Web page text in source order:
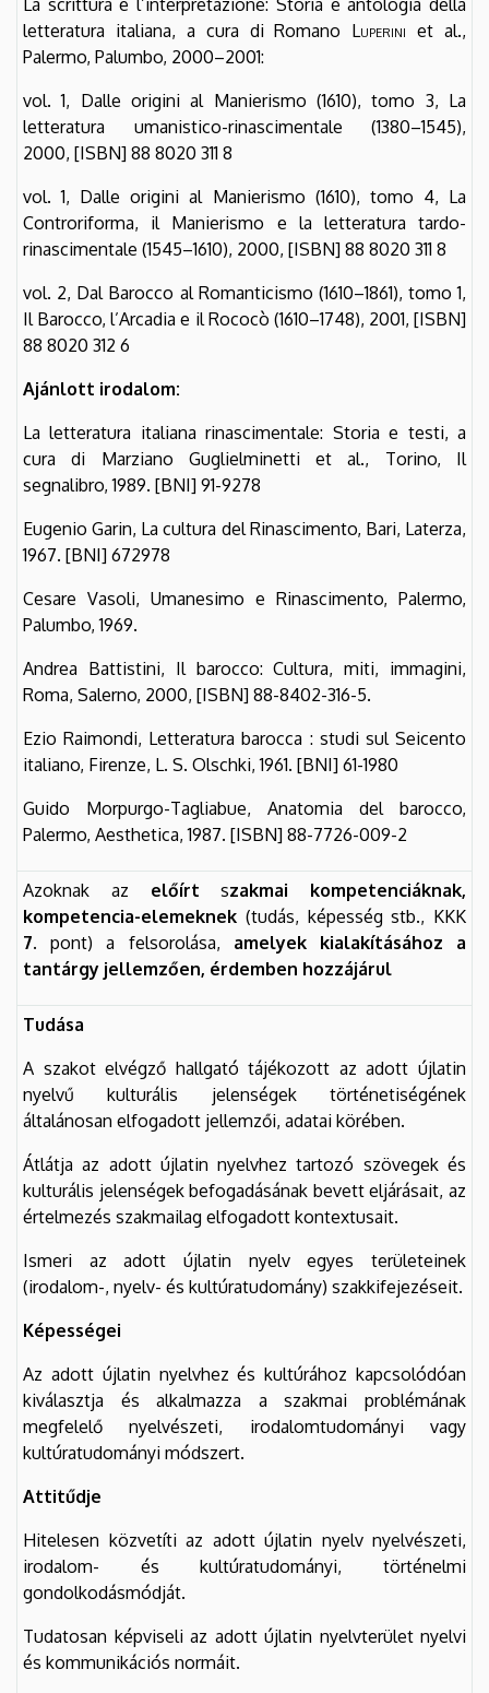
letteratura italiana, a cura di Romano Luperini et al.,
Palermo, Palumbo, 2000–2001:
vol. 1, Dalle origini al Manierismo (1610), tomo 3, La
letteratura umanistico-rinascimentale (1380–1545),
2000, [ISBN] 88 8020 311 8
vol. 1, Dalle origini al Manierismo (1610), tomo 4, La
Controriforma, il Manierismo e la letteratura tardo-
rinascimentale (1545–1610), 2000, [ISBN] 88 8020 311 8
vol. 2, Dal Barocco al Romanticismo (1610–1861), tomo 1,
Il Barocco, l’Arcadia e il Rococò (1610–1748), 2001, [ISBN]
88 8020 312 6
Ajánlott irodalom:
La letteratura italiana rinascimentale: Storia e testi, a
cura di Marziano Guglielminetti et al., Torino, Il
segnalibro, 1989. [BNI] 91-9278
Eugenio Garin, La cultura del Rinascimento, Bari, Laterza,
1967. [BNI] 672978
Cesare Vasoli, Umanesimo e Rinascimento, Palermo,
Palumbo, 1969.
Andrea Battistini, Il barocco: Cultura, miti, immagini,
Roma, Salerno, 2000, [ISBN] 88-8402-316-5.
Ezio Raimondi, Letteratura barocca : studi sul Seicento
italiano, Firenze, L. S. Olschki, 1961. [BNI] 61-1980
Guido Morpurgo-Tagliabue, Anatomia del barocco,
Palermo, Aesthetica, 1987. [ISBN] 88-7726-009-2
Azoknak az előírt szakmai kompetenciáknak,
kompetencia-elemeknek (tudás, képesség stb., KKK
7. pont) a felsorolása, amelyek kialakításához a
tantárgy jellemzően, érdemben hozzájárul
Tudása
A szakot elvégző hallgató tájékozott az adott újlatin
nyelvű kulturális jelenségek történetiségének
általánosan elfogadott jellemzői, adatai körében.
Átlátja az adott újlatin nyelvhez tartozó szövegek és
kulturális jelenségek befogadásának bevett eljárásait, az
értelmezés szakmailag elfogadott kontextusait.
Ismeri az adott újlatin nyelv egyes területeinek
(irodalom-, nyelv- és kultúratudomány) szakkifejezéseit.
Képességei
Az adott újlatin nyelvhez és kultúrához kapcsolódóan
kiválasztja és alkalmazza a szakmai problémának
megfelelő nyelvészeti, irodalomtudományi vagy
kultúratudományi módszert.
Attitűdje
Hitelesen közvetíti az adott újlatin nyelv nyelvészeti,
irodalom- és kultúratudományi, történelmi
gondolkodásmódját.
Tudatosan képviseli az adott újlatin nyelvterület nyelvi
és kommunikációs normáit.